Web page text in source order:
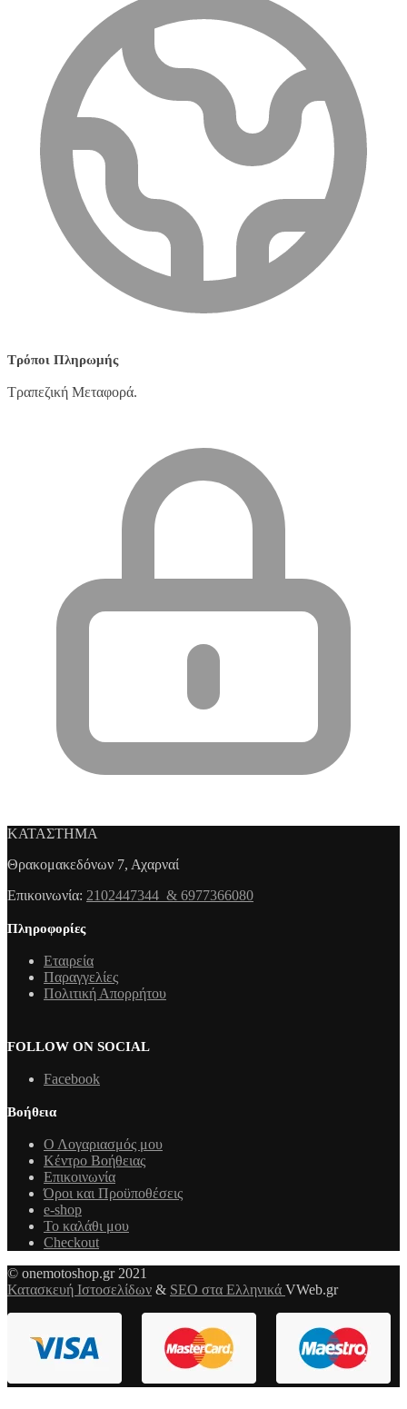
Τρόποι Πληρωμής
Τραπεζική Μεταφορά.
ΚΑΤΑΣΤΗΜΑ
Θρακομακεδόνων 7, Αχαρναί
Επικοινωνία: 2102447344 & 6977366080
Πληροφορίες
Εταιρεία
Παραγγελίες
Πολιτική Απορρήτου
FOLLOW ON SOCIAL
Facebook
Βοήθεια
Ο Λογαριασμός μου
Κέντρο Βοήθειας
Επικοινωνία
Όροι και Προϋποθέσεις
e-shop
Το καλάθι μου
Checkout
© onemotoshop.gr 2021
Κατασκευή Ιστοσελίδων & SEO στα Ελληνικά VWeb.gr